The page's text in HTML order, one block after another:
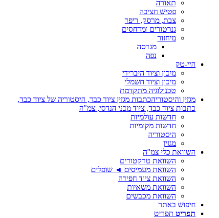
תאורה
פטיש חציבה
צבת, מרסק, ריפר
גנרטורים ומדחסים
מיחזור
מגרסה
נפה
היי-טק
מיכון וציוד היברידי
מיכון וציוד חשמלי
טכנולוגיה מתקדמת
מגזין והיסטוריהכתבות מגזין ציוד כבד, היסטוריה של ציוד כבד,
כתבות ציוד כבד, ציוד מכני הנדסי, צמ"ה
חדשות עולמיות
חדשות מקומיות
היסטוריה
מגזין
השוואת כלי צמ"ה
השוואת טרקטורים
השוואת מעמיסים ◄ שופלים
השוואת ציוד חפירה
השוואת משאיות
השוואת מכבשים
חיפוש באתר
תפריט תפריט